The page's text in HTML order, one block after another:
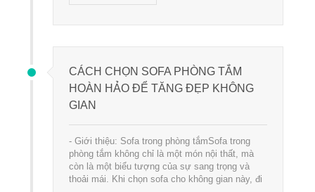
CÁCH CHỌN SOFA PHÒNG TẮM
HOÀN HẢO ĐỂ TĂNG ĐẸP KHÔNG
GIAN
- Giới thiệu: Sofa trong phòng tắmSofa trong
phòng tắm không chỉ là một món nội thất, mà
còn là một biểu tượng của sự sang trọng và
thoải mái. Khi chọn sofa cho không gian này, đi